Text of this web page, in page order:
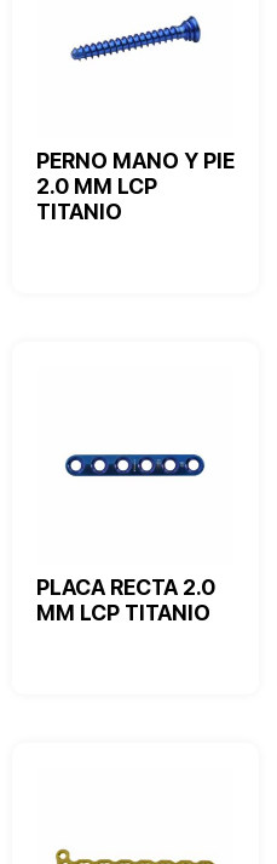
PERNO MANO Y PIE
2.0 MM LCP
TITANIO
PLACA RECTA 2.0
MM LCP TITANIO